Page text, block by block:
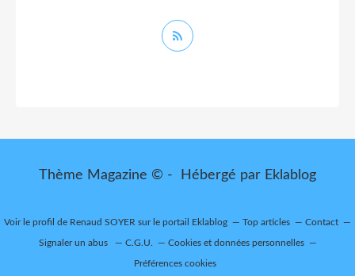
Thème Magazine © - Hébergé par Eklablog
Voir le profil de Renaud SOYER sur le portail Eklablog Top articles Contact
Signaler un abus C.G.U. Cookies et données personnelles
Préférences cookies